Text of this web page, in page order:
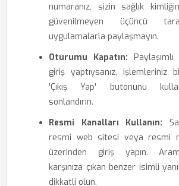
numaranız, sizin sağlık
güvenilmeyen üçüncü
uygulamalarla paylaşmayın.
Oturumu Kapatın:
giriş yaptıysanız, işlemleriniz
'Çıkış Yap' butonunu
sonlandırın.
Resmi Kanalları Kullanın:
resmi web sitesi veya resmi
üzerinden giriş yapın.
karşınıza çıkan benzer isimli
dikkatli olun.